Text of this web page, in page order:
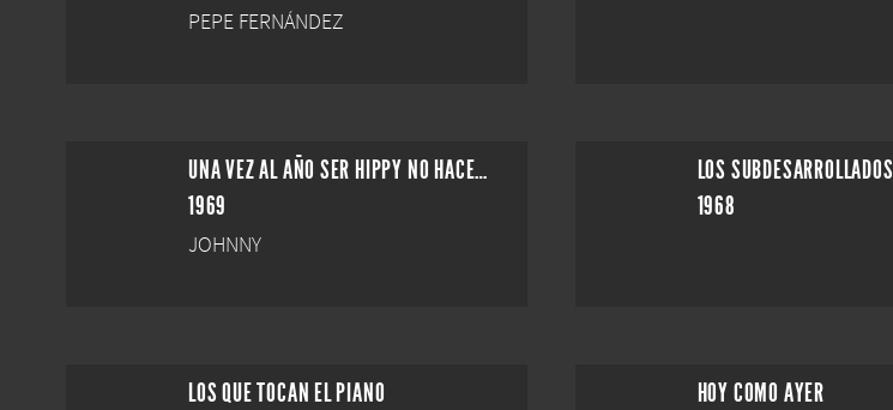
PEPE FERNÁNDEZ
UNA VEZ AL AÑO SER HIPPY NO HACE DAÑO
1969
JOHNNY
LOS SUBDESARROLLADOS
1968
LOS QUE TOCAN EL PIANO
HOY COMO AYER